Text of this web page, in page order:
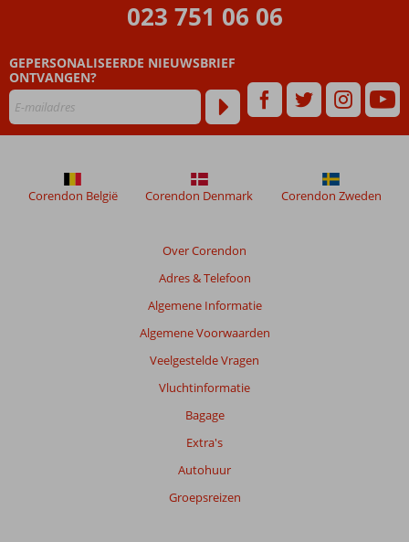
023 751 06 06
GEPERSONALISEERDE NIEUWSBRIEF
ONTVANGEN?
Over Corendon
Adres & Telefoon
Algemene Informatie
Algemene Voorwaarden
Veelgestelde Vragen
Vluchtinformatie
Bagage
Extra's
Autohuur
Groepsreizen
Corendon België Corendon Denmark Corendon Zweden